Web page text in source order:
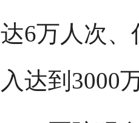
达6万人次、
入达到3000